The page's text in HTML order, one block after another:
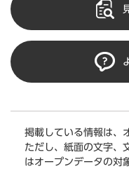
掲載している情報は、
ただし、紙面の文字、
はオープンデータの対